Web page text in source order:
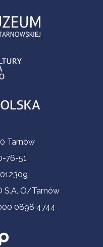
Tarnów
76-51
S.A. O/Tarnów
0898 4744